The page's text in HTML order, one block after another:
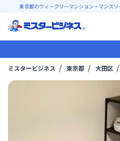
東京都のウィークリーマンション・マンス
ミスタービジネス 東京都 大田区